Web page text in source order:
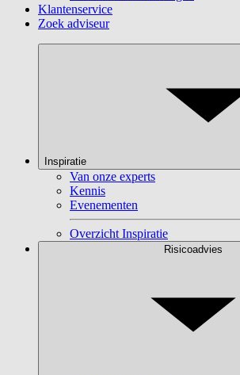
Klantenservice
Zoek adviseur
Inspiratie
Van onze experts
Kennis
Evenementen
Overzicht Inspiratie
Risicoadvies